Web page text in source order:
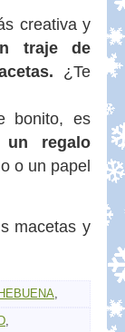
creativa y
traje de
¿Te
bonito, es
un regalo
o un papel
macetas y